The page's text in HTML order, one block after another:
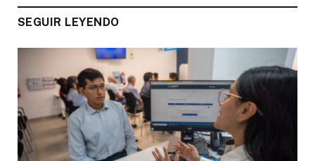
SEGUIR LEYENDO